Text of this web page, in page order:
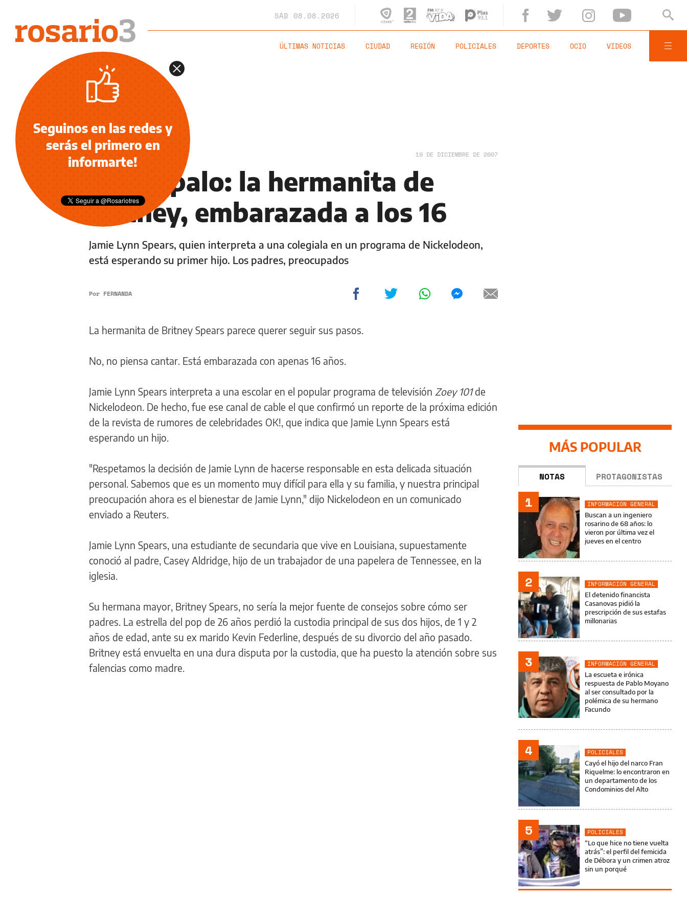
SÁB 08.08.2026
ÚLTIMAS NOTICIAS CIUDAD REGIÓN POLICIALES DEPORTES OCIO VIDEOS
NOTICIAS 19 DE DICIEMBRE DE 2007
De tal palo: la hermanita de
Britney, embarazada a los 16
Jamie Lynn Spears, quien interpreta a una colegiala en un programa de Nickelodeon,
está esperando su primer hijo. Los padres, preocupados
Por FERNANDA
La hermanita de Britney Spears parece querer seguir sus pasos.
No, no piensa cantar. Está embarazada con apenas 16 años.
Jamie Lynn Spears interpreta a una escolar en el popular programa de televisión Zoey 101de
Nickelodeon. De hecho, fue ese canal de cable el que confirmó un reporte de la próxima edición
de la revista de rumores de celebridades OK!, que indica que Jamie Lynn Spears está
esperando un hijo.
"Respetamos la decisión de Jamie Lynn de hacerse responsable en esta delicada situación
personal. Sabemos que es un momento muy difícil para ella y su familia, y nuestra principal
preocupación ahora es el bienestar de Jamie Lynn," dijo Nickelodeon en un comunicado
enviado a Reuters.
Jamie Lynn Spears, una estudiante de secundaria que vive en Louisiana, supuestamente
conoció al padre, Casey Aldridge, hijo de un trabajador de una papelera de Tennessee, en la
iglesia.
Su hermana mayor, Britney Spears, no sería la mejor fuente de consejos sobre cómo ser
padres. La estrella del pop de 26 años perdió la custodia principal de sus dos hijos, de 1 y 2
años de edad, ante su ex marido Kevin Federline, después de su divorcio del año pasado.
Britney está envuelta en una dura disputa por la custodia, que ha puesto la atención sobre sus
falencias como madre.
MÁS POPULAR
NOTAS PROTAGONISTAS
1
INFORMACIÓN GENERAL
Buscan a un ingeniero
rosarino de 68 años: lo
vieron por última vez el
jueves en el centro
2
INFORMACIÓN GENERAL
El detenido financista
Casanovas pidió la
prescripción de sus estafas
millonarias
3
INFORMACIÓN GENERAL
La escueta e irónica
respuesta de Pablo Moyano
al ser consultado por la
polémica de su hermano
Facundo
4
POLICIALES
Cayó el hijo del narco Fran
Riquelme: lo encontraron en
un departamento de los
Condominios del Alto
5
POLICIALES
“Lo que hice no tiene vuelta
atrás”: el perfil del femicida
de Débora y un crimen atroz
sin un porqué
Seguinos en las redes y
serás el primero en
informarte!